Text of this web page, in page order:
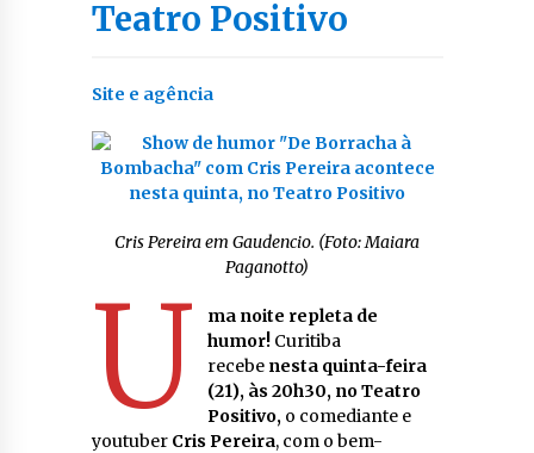
Teatro Positivo
Site e agência
Cris Pereira em Gaudencio. (Foto: Maiara
Paganotto)
U
ma noite repleta de
humor! Curitiba
recebe nesta quinta-feira
(21), às 20h30, no Teatro
Positivo, o comediante e
youtuber Cris Pereira, com o bem-